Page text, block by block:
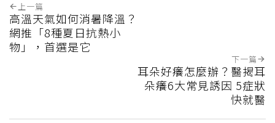
上一篇
高溫天氣如何消暑降溫？
網推「8種夏日抗熱小
物」，首選是它
下一篇
耳朵好癢怎麼辦？醫揭耳
朵癢6大常見誘因 5症狀
快就醫